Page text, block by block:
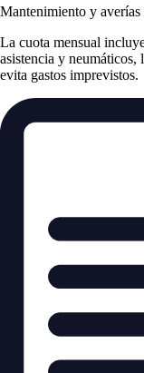
Mantenimiento y
La cuota mensual
asistencia y
evita gastos imprevistos.